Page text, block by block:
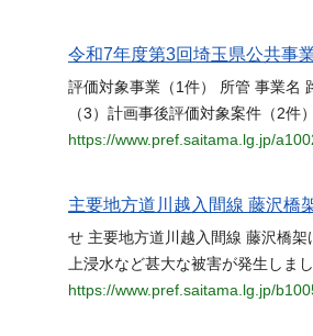
令和7年度第3回埼玉県公共事
評価対象事業（1件） 所管 事業名
（3）計画事後評価対象案件（2件
https://www.pref.saitama.lg.jp/
主要地方道川越入間線 藤沢橋
せ 主要地方道川越入間線 藤沢橋
上浸水など甚大な被害が発生しま
https://www.pref.saitama.lg.jp/